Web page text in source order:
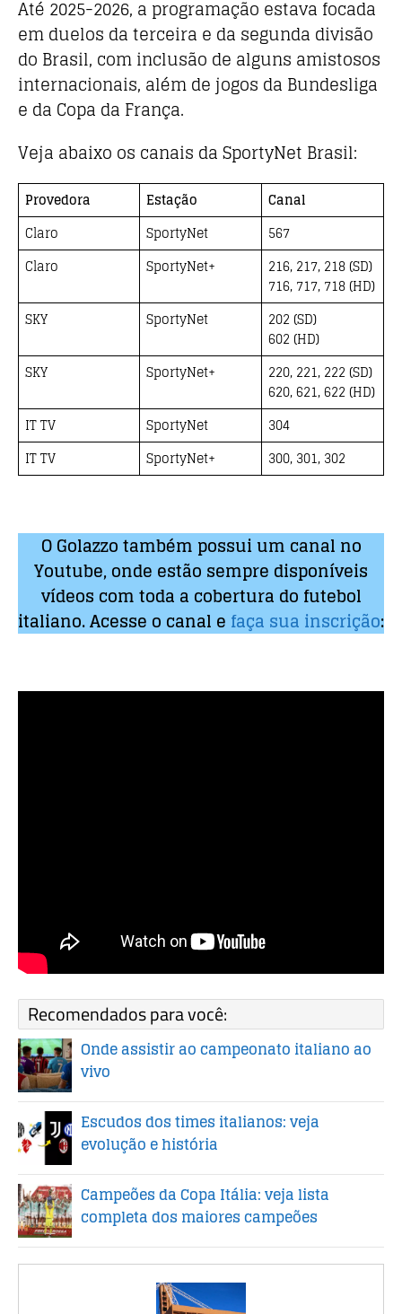
Até 2025-2026, a programação estava focada
em duelos da terceira e da segunda divisão
do Brasil, com inclusão de alguns amistosos
internacionais, além de jogos da Bundesliga
e da Copa da França.
Veja abaixo os canais da SportyNet Brasil:
Provedora Estação
Canal
Claro
SportyNet
567
Claro
SportyNet+
216, 217, 218 (SD)
716, 717, 718 (HD)
SKY
SportyNet
202 (SD)
602 (HD)
SKY
SportyNet+
220, 221, 222 (SD)
620, 621, 622 (HD)
IT TV
SportyNet
304
IT TV
SportyNet+ 300, 301, 302
O Golazzo também possui um canal no
Youtube, onde estão sempre disponíveis
vídeos com toda a cobertura do futebol
italiano. Acesse o canal e faça sua inscrição:
Recomendados para você:
Onde assistir ao campeonato italiano ao
vivo
Escudos dos times italianos: veja
evolução e história
Campeões da Copa Itália: veja lista
completa dos maiores campeões